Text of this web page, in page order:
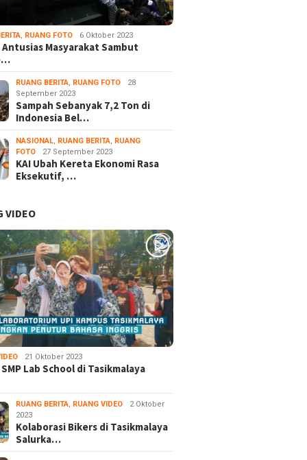
, RUANG FOTO 6 Oktober 2023
Masyarakat Sambut
RUANG BERITA, RUANG FOTO
28
September 2023
Sampah Sebanyak 7,2 Ton di
Indonesia Bel…
NASIONAL, RUANG BERITA, RUANG
FOTO
27 September 2023
KAI Ubah Kereta Ekonomi Rasa
Eksekutif, …
VIDEO
21 Oktober 2023
Lab School di Tasikmalaya
RUANG BERITA, RUANG VIDEO
2 Oktober
2023
Kolaborasi Bikers di Tasikmalaya
Salurka…